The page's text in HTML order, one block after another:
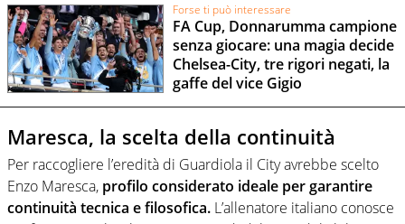
Forse ti può interessare
FA Cup, Donnarumma campione
senza giocare: una magia decide
Chelsea-City, tre rigori negati, la
gaffe del vice Gigio
Maresca, la scelta della continuità
Per raccogliere l’eredità di Guardiola il City avrebbe scelto
Enzo Maresca, profilo considerato ideale per garantire
continuità tecnica e filosofica. L’allenatore italiano conosce